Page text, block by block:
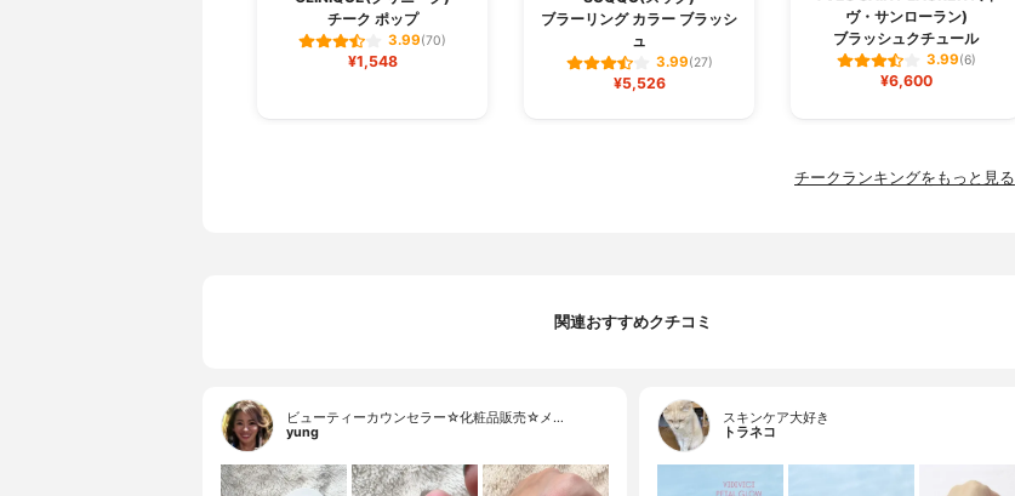
チーク ポップ
3.99(70)
¥1,548
ブラーリング カラー ブラッシ
ュ
3.99(27)
¥5,526
ヴ・サンローラン)
ブラッシュクチュール
3.99(6)
¥6,600
チークランキングをもっと見る
関連おすすめクチコミ
ビューティーカウンセラー☆化粧品販売☆メ…
yung
スキンケア大好き
トラネコ